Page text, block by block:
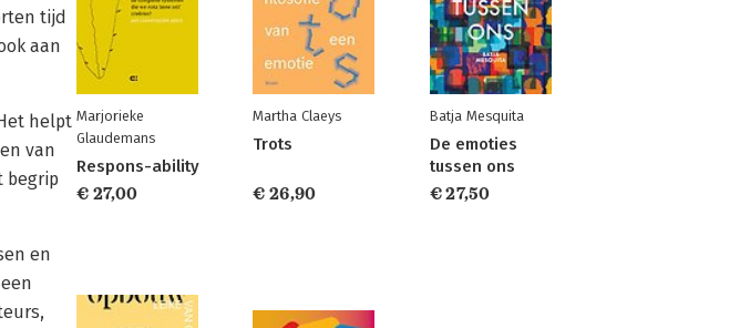
tijd
aan
helpt
van
begrip
en
Marjorieke
Glaudemans
Respons-ability
€ 27,00
Martha Claeys
Trots
€ 26,90
Batja Mesquita
De emoties
tussen ons
€ 27,50